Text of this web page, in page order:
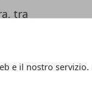
e il nostro servizio.
tra
cui
13
l’